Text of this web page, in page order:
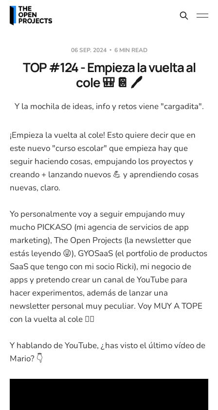
06 SEP. 2024 6 MIN READ
TOP #124 - Empieza la vuelta al
cole 🎒 📔 🖊️
Y la mochila de ideas, info y retos viene "cargadita".
¡Empieza la vuelta al cole! Esto quiere decir que en
este nuevo "curso escolar" que empieza hay que
seguir haciendo cosas, empujando los proyectos y
creando + lanzando nuevos 💪 y aprendiendo cosas
nuevas, claro.
Yo personalmente voy a seguir empujando muy
mucho PICKASO (mi agencia de servicios de app
marketing), The Open Projects (la newsletter que
estás leyendo 😜), GYOSaaS (el portfolio de productos
SaaS que tengo con mi socio Ricki), mi negocio de
apps y pretendo crear un canal de YouTube para
hacer experimentos, además de lanzar una
newsletter personal muy peculiar. Voy MUY A TOPE
con la vuelta al cole 🏋️‍♂️
Y hablando de YouTube, ¿has visto el último vídeo de
Mario? 👇